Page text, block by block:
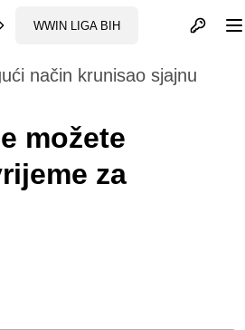
WWIN LIGA BIH Otvori
način krunisao sjajnu
možete
za